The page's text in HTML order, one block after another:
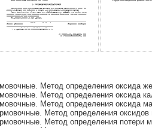
Метод определения оксида
Метод определения оксида
Метод определения оксида
Метод определения оксидов
Метод определения потери